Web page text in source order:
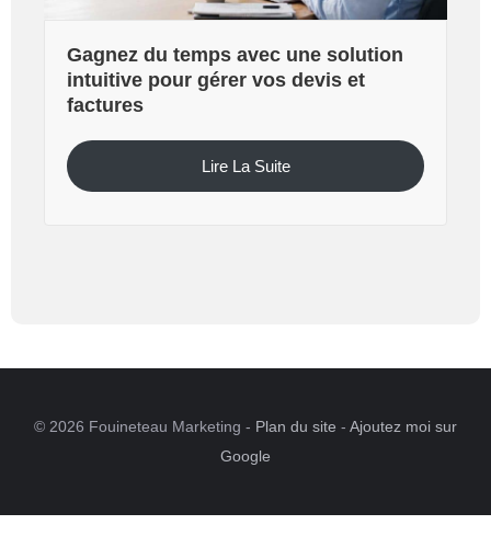
Gagnez du temps avec une solution
intuitive pour gérer vos devis et
factures
Lire La Suite
© 2026 Fouineteau Marketing - Plan du site - Ajoutez moi sur
Google